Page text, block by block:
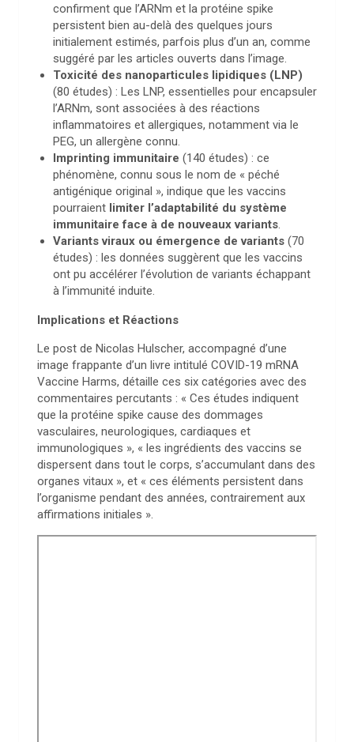
confirment que l’ARNm et la protéine spike
persistent bien au-delà des quelques jours
initialement estimés, parfois plus d’un an, comme
suggéré par les articles ouverts dans l’image.
Toxicité des nanoparticules lipidiques (LNP)
(80 études) : Les LNP, essentielles pour encapsuler
l’ARNm, sont associées à des réactions
inflammatoires et allergiques, notamment via le
PEG, un allergène connu.
Imprinting immunitaire (140 études) : ce
phénomène, connu sous le nom de « péché
antigénique original », indique que les vaccins
pourraient limiter l’adaptabilité du système
immunitaire face à de nouveaux variants.
Variants viraux ou émergence de variants (70
études) : les données suggèrent que les vaccins
ont pu accélérer l’évolution de variants échappant
à l’immunité induite.
Implications et Réactions
Le post de Nicolas Hulscher, accompagné d’une
image frappante d’un livre intitulé COVID-19 mRNA
Vaccine Harms, détaille ces six catégories avec des
commentaires percutants : « Ces études indiquent
que la protéine spike cause des dommages
vasculaires, neurologiques, cardiaques et
immunologiques », « les ingrédients des vaccins se
dispersent dans tout le corps, s’accumulant dans des
organes vitaux », et « ces éléments persistent dans
l’organisme pendant des années, contrairement aux
affirmations initiales ».